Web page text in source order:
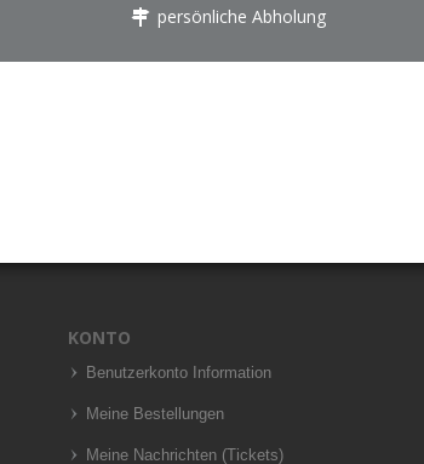
persönliche Abholung
KONTO
Benutzerkonto Information
Meine Bestellungen
Meine Nachrichten (Tickets)